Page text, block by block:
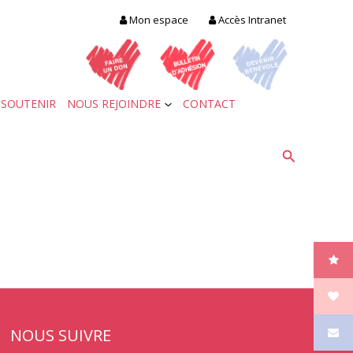
Mon espace Accès Intranet
NOUS REJOINDRE
CONTACT
NOUS SUIVRE